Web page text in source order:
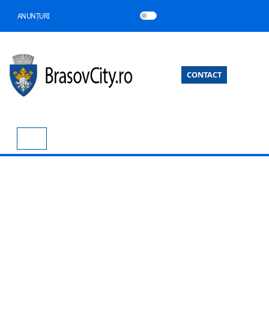
ANUNȚURI
CONTACT